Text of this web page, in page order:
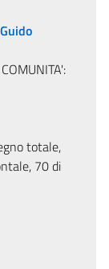
totale,
70 di